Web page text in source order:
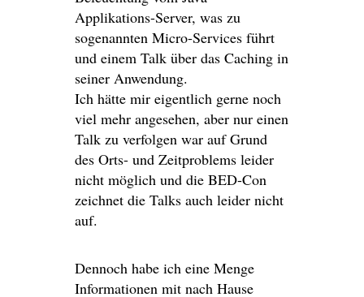
Applikations-Server, was zu
sogenannten Micro-Services führt
und einem Talk über das Caching in
seiner Anwendung.
Ich hätte mir eigentlich gerne noch
viel mehr angesehen, aber nur einen
Talk zu verfolgen war auf Grund
des Orts- und Zeitproblems leider
nicht möglich und die BED-Con
zeichnet die Talks auch leider nicht
auf.
Dennoch habe ich eine Menge
Informationen mit nach Hause